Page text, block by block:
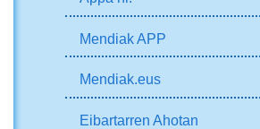
Mendiak APP
Mendiak.eus
Eibartarren Ahotan